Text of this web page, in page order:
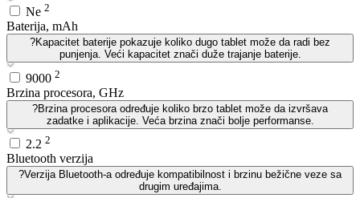
Ne 2
Baterija, mAh
?Kapacitet baterije pokazuje koliko dugo tablet može da radi bez
punjenja. Veći kapacitet znači duže trajanje baterije.
9000 2
Brzina procesora, GHz
?Brzina procesora određuje koliko brzo tablet može da izvršava
zadatke i aplikacije. Veća brzina znači bolje performanse.
2.2 2
Bluetooth verzija
?Verzija Bluetooth-a određuje kompatibilnost i brzinu bežične veze sa
drugim uređajima.